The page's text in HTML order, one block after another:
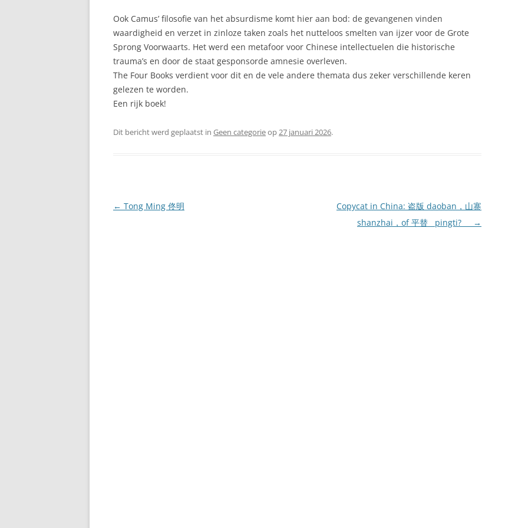
Ook Camus’ filosofie van het absurdisme komt hier aan bod: de gevangenen vinden
waardigheid en verzet in zinloze taken zoals het nutteloos smelten van ijzer voor de Grote
Sprong Voorwaarts. Het werd een metafoor voor Chinese intellectuelen die historische
trauma’s en door de staat gesponsorde amnesie overleven.
The Four Books verdient voor dit en de vele andere themata dus zeker verschillende keren
gelezen te worden.
Een rijk boek!
Dit bericht werd geplaatst in Geen categorieop27 januari 2026.
Berichtnavigatie
← Tong Ming 佟明
Copycat in China: 盗版 daoban，山寨
shanzhai，of 平替 pingti?
→